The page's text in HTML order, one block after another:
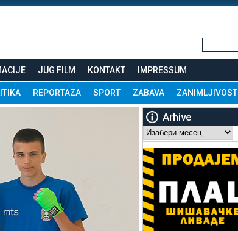
JUG FILM KONTAKT IMPRESSUM
REPORTAZA SPORT ZABAVA ZANIMLJIVOSTI
Arhive
Arhive